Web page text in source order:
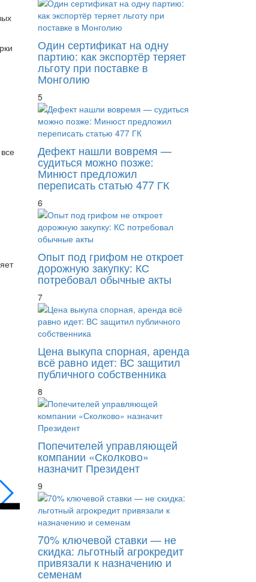
Мишустин поддержал увеличение
Один сертификат на одну
партию: как экспортёр теряет
льготу при поставке в
Монголию
5
Дефект нашли вовремя —
судиться можно позже:
Минюст предложил
переписать статью 477 ГК
6
Опыт под грифом не откроет
дорожную закупку: КС
потребовал обычные акты
7
Цена выкупа спорная, аренда
всё равно идет: ВС защитил
публичного собственника
8
Попечителей управляющей
компании «Сколково»
назначит Президент
9
70% ключевой ставки — не
скидка: льготный агрокредит
привязали к назначению и
семенам